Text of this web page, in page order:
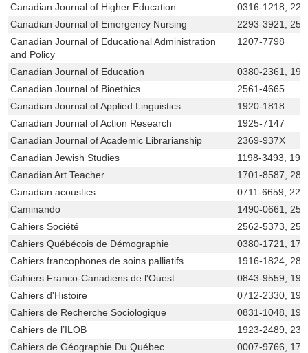
Canadian Journal of Higher Education
0316-1218,
Canadian Journal of Emergency Nursing
2293-3921,
Canadian Journal of Educational Administration
and Policy
1207-7798
Canadian Journal of Education
0380-2361,
Canadian Journal of Bioethics
2561-4665
Canadian Journal of Applied Linguistics
1920-1818
Canadian Journal of Action Research
1925-7147
Canadian Journal of Academic Librarianship
2369-937X
Canadian Jewish Studies
1198-3493,
Canadian Art Teacher
1701-8587,
Canadian acoustics
0711-6659,
Caminando
1490-0661,
Cahiers Société
2562-5373,
Cahiers Québécois de Démographie
0380-1721,
Cahiers francophones de soins palliatifs
1916-1824,
Cahiers Franco-Canadiens de l'Ouest
0843-9559,
Cahiers d'Histoire
0712-2330,
Cahiers de Recherche Sociologique
0831-1048,
Cahiers de l’ILOB
1923-2489,
Cahiers de Géographie Du Québec
0007-9766,